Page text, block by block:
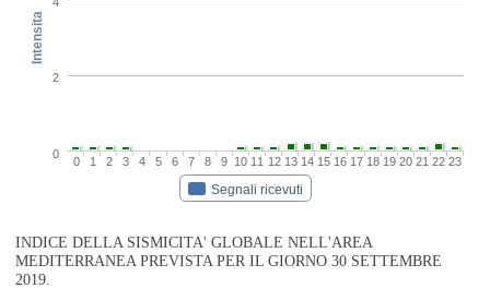
Intensita
Segnali ricevuti
0 1 2 3 4 5 6 7 8 9 10 11 12 13 14 15 16 17 18 19 20 21 22 23
0
2
INDICE DELLA SISMICITA' GLOBALE NELL'AREA
MEDITERRANEA PREVISTA PER IL GIORNO 30 SETTEMBRE
2019.